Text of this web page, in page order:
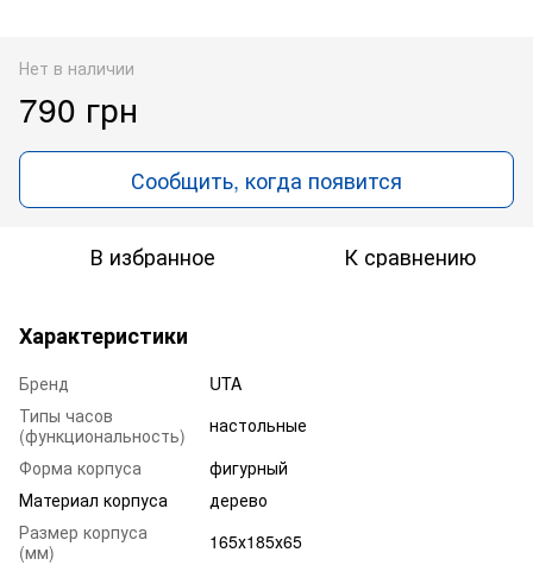
Нет в наличии
790 грн
Сообщить, когда появится
В избранное К сравнению
Характеристики
Бренд
UTA
Типы часов
(функциональность)
настольные
Форма корпуса
фигурный
Материал корпуса
дерево
Размер корпуса
(мм)
165х185х65